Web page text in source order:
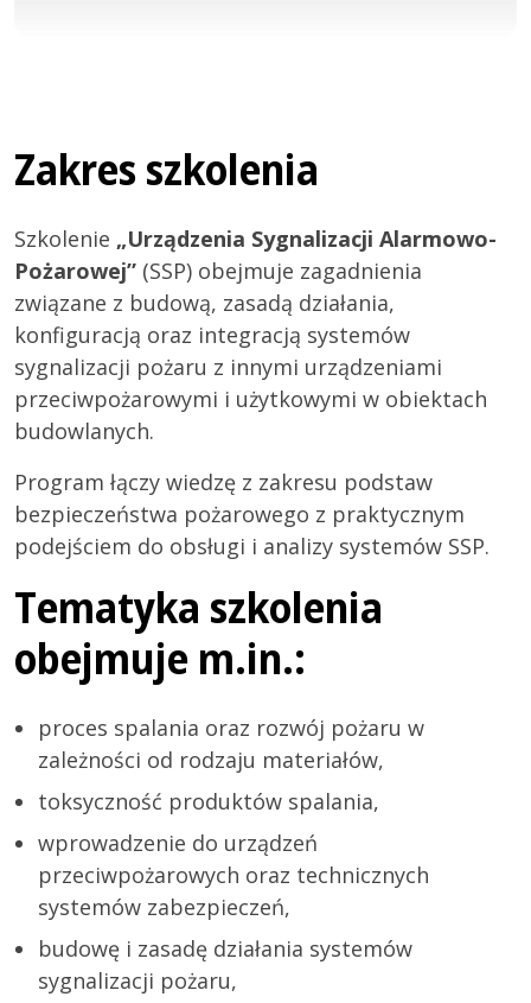
Zakres szkolenia
Szkolenie „Urządzenia Sygnalizacji Alarmowo-
Pożarowej” (SSP) obejmuje zagadnienia
związane z budową, zasadą działania,
konfiguracją oraz integracją systemów
sygnalizacji pożaru z innymi urządzeniami
przeciwpożarowymi i użytkowymi w obiektach
budowlanych.
Program łączy wiedzę z zakresu podstaw
bezpieczeństwa pożarowego z praktycznym
podejściem do obsługi i analizy systemów SSP.
Tematyka szkolenia
obejmuje m.in.:
proces spalania oraz rozwój pożaru w
zależności od rodzaju materiałów,
toksyczność produktów spalania,
wprowadzenie do urządzeń
przeciwpożarowych oraz technicznych
systemów zabezpieczeń,
budowę i zasadę działania systemów
sygnalizacji pożaru,